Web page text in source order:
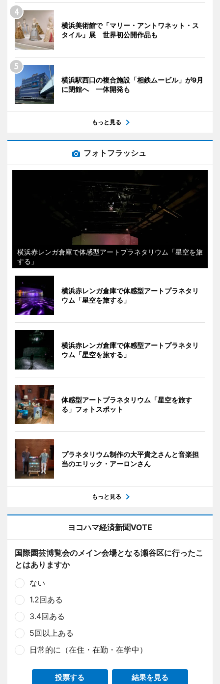
横浜美術館で「マリー・アントワネット・ス
タイル」展 世界初公開作品も
横浜駅西口の複合施設「相鉄ムービル」が9月
に閉館へ 一体開発も
もっと見る
フォトフラッシュ
横浜赤レンガ倉庫で体感型アートプラネタリウム「星空を旅
する」
横浜赤レンガ倉庫で体感型アートプラネタリ
ウム「星空を旅する」
横浜赤レンガ倉庫で体感型アートプラネタリ
ウム「星空を旅する」
体感型アートプラネタリウム「星空を旅す
る」フォトスポット
プラネタリウム制作の大平貴之さんと音楽担
当のエリック・アーロンさん
もっと見る
ヨコハマ経済新聞VOTE
国際園芸博覧会のメイン会場となる瀬谷区に行ったこ
とはありますか
ない
1.2回ある
3.4回ある
5回以上ある
日常的に（在住・在勤・在学中）
投票する 結果を見る